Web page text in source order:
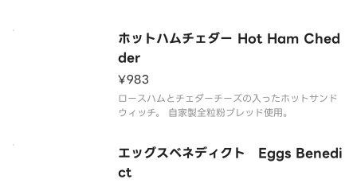
ホットハムチェダー Hot Ham Ched
der
¥983
ロースハムとチェダーチーズの入ったホットサンド
ウィッチ。 自家製全粒粉ブレッド使用。
エッグスベネディクト Eggs Benedi
ct